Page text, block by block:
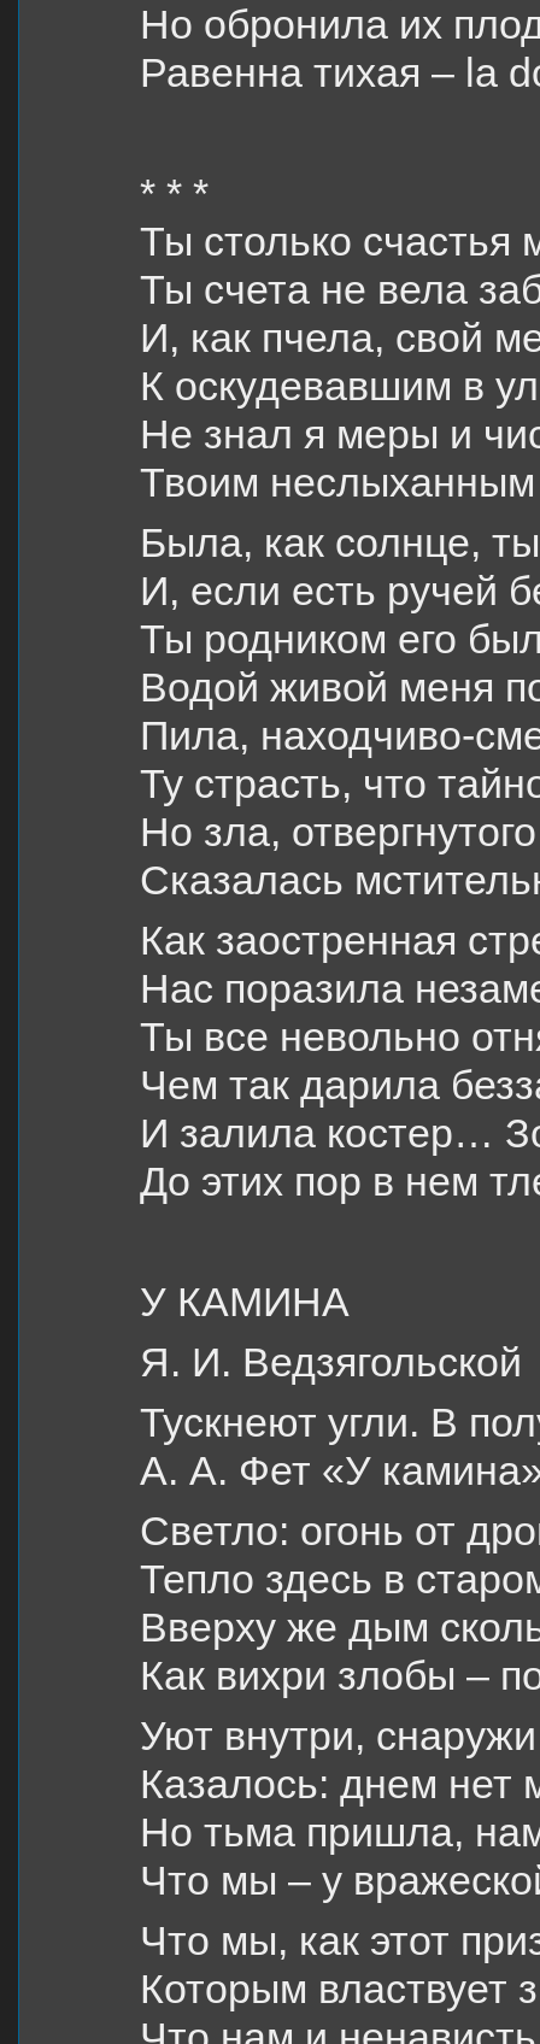
Но обронила их
Равенна тихая – la
* * *
Ты столько счастья
Ты счета не вела
И, как пчела, свой
К оскудевавшим в
Не знал я меры и
Твоим
Была, как солнце,
И, если есть ручей
Ты родником его
Водой живой меня
Пила, находчиво-
Ту страсть, что
Но зла,
Сказалась
Как заостренная
Нас поразила
Ты все невольно
Чем так дарила
И залила костер…
До этих пор в нем
У КАМИНА
Я. И. Ведзягольской
Тускнеют угли. В
А. А. Фет «У
Светло: огонь от
Тепло здесь в
Вверху же дым
Как вихри злобы –
Уют внутри,
Казалось: днем нет
Но тьма пришла,
Что мы – у
Что мы, как этот
Которым властвует